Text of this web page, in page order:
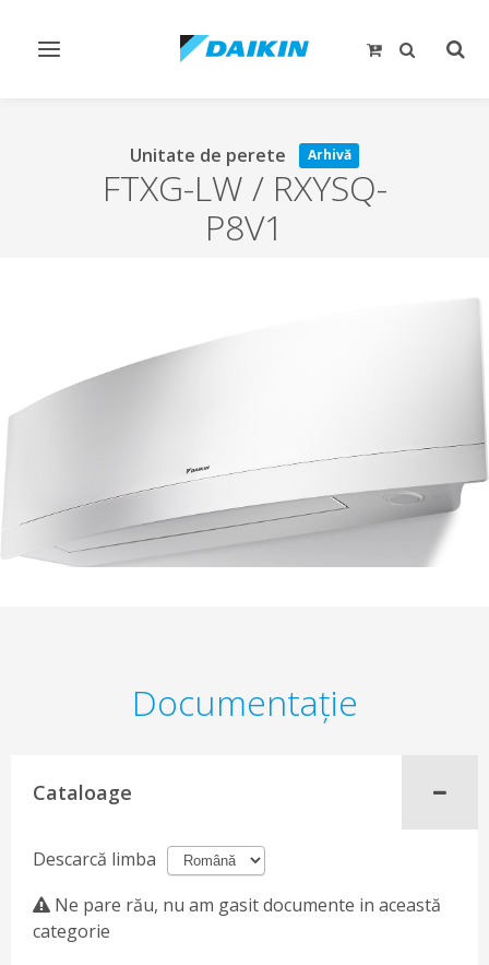
Comutare
Unitate de perete Arhivă
FTXG-LW / RXYSQ-
P8V1
Documentaţie
Cataloage
Descarcă limba
Ne pare rău, nu am gasit documente in această
categorie